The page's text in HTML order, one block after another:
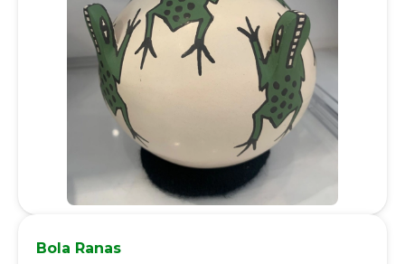
Bola Ranas